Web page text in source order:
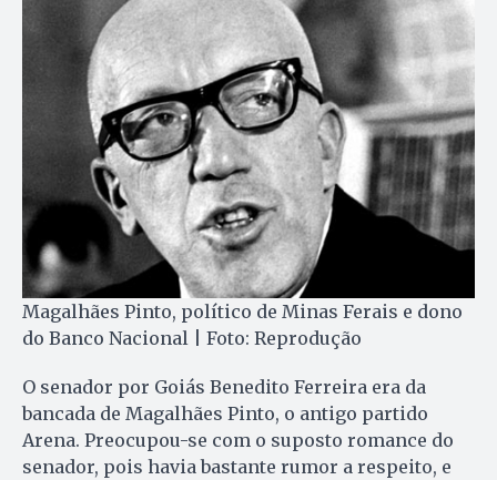
Magalhães Pinto, político de Minas Ferais e dono
do Banco Nacional | Foto: Reprodução
O senador por Goiás Benedito Ferreira era da
bancada de Magalhães Pinto, o antigo partido
Arena. Preocupou-se com o suposto romance do
senador, pois havia bastante rumor a respeito, e